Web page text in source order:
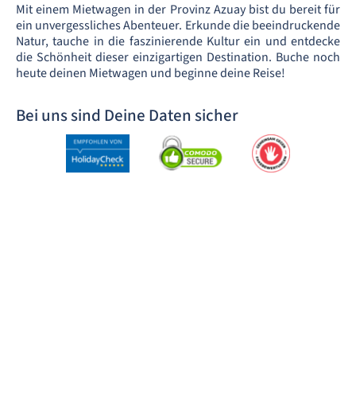
Mit einem Mietwagen in der Provinz Azuay bist du bereit für
ein unvergessliches Abenteuer. Erkunde die beeindruckende
Natur, tauche in die faszinierende Kultur ein und entdecke
die Schönheit dieser einzigartigen Destination. Buche noch
heute deinen Mietwagen und beginne deine Reise!
Bei uns sind Deine Daten sicher